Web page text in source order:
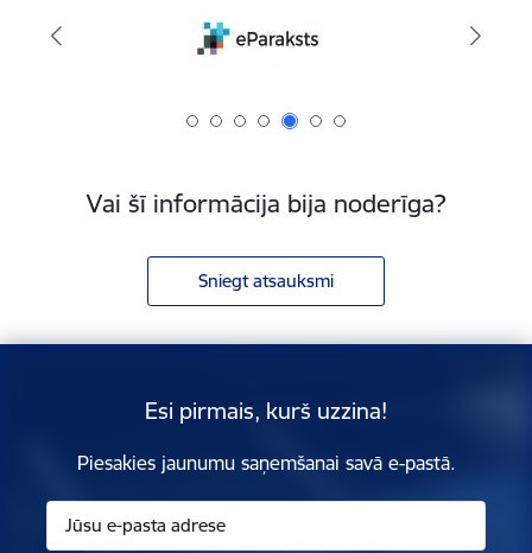
Vai šī informācija bija noderīga?
Sniegt atsauksmi
Esi pirmais, kurš uzzina!
Piesakies jaunumu saņemšanai savā e-pastā.